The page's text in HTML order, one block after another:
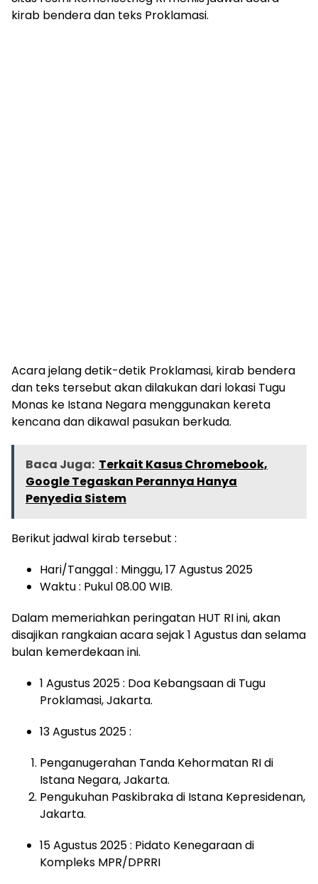
kirab bendera dan teks Proklamasi.
Acara jelang detik-detik Proklamasi, kirab bendera
dan teks tersebut akan dilakukan dari lokasi Tugu
Monas ke Istana Negara menggunakan kereta
kencana dan dikawal pasukan berkuda.
Baca Juga: Terkait Kasus Chromebook,
Google Tegaskan Perannya Hanya
Penyedia Sistem
Berikut jadwal kirab tersebut :
Hari/Tanggal : Minggu, 17 Agustus 2025
Waktu : Pukul 08.00 WIB.
Dalam memeriahkan peringatan HUT RI ini, akan
disajikan rangkaian acara sejak 1 Agustus dan selama
bulan kemerdekaan ini.
1 Agustus 2025 : Doa Kebangsaan di Tugu
Proklamasi, Jakarta.
13 Agustus 2025 :
Penganugerahan Tanda Kehormatan RI di
Istana Negara, Jakarta.
Pengukuhan Paskibraka di Istana Kepresidenan,
Jakarta.
15 Agustus 2025 : Pidato Kenegaraan di
Kompleks MPR/DPRRI